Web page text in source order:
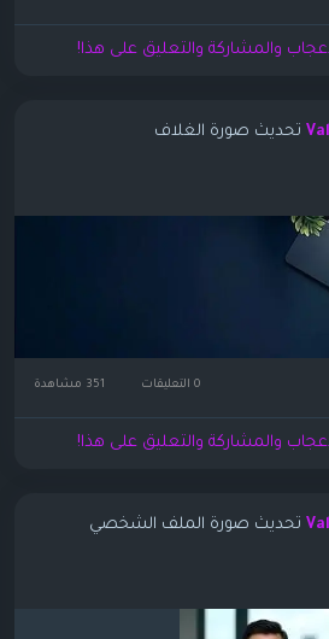
والمشاركة والتعليق على هذا!
تحديث صورة الغلاف
0 التعليقات
والمشاركة والتعليق على هذا!
تحديث صورة الملف الشخصي